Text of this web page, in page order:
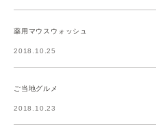
薬用マウスウォッシュ
2018.10.25
ご当地グルメ
2018.10.23